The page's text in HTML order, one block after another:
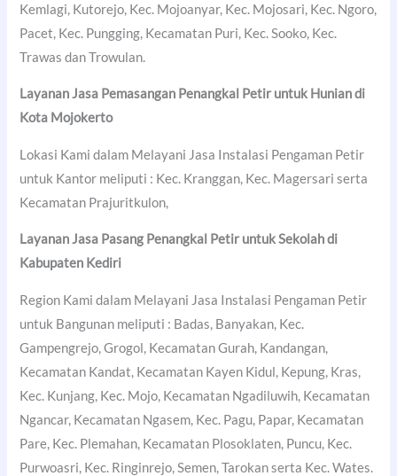
Kemlagi, Kutorejo, Kec. Mojoanyar, Kec. Mojosari, Kec. Ngoro,
Pacet, Kec. Pungging, Kecamatan Puri, Kec. Sooko, Kec.
Trawas dan Trowulan.
Layanan Jasa Pemasangan Penangkal Petir untuk Hunian di
Kota Mojokerto
Lokasi Kami dalam Melayani Jasa Instalasi Pengaman Petir
untuk Kantor meliputi : Kec. Kranggan, Kec. Magersari serta
Kecamatan Prajuritkulon,
Layanan Jasa Pasang Penangkal Petir untuk Sekolah di
Kabupaten Kediri
Region Kami dalam Melayani Jasa Instalasi Pengaman Petir
untuk Bangunan meliputi : Badas, Banyakan, Kec.
Gampengrejo, Grogol, Kecamatan Gurah, Kandangan,
Kecamatan Kandat, Kecamatan Kayen Kidul, Kepung, Kras,
Kec. Kunjang, Kec. Mojo, Kecamatan Ngadiluwih, Kecamatan
Ngancar, Kecamatan Ngasem, Kec. Pagu, Papar, Kecamatan
Pare, Kec. Plemahan, Kecamatan Plosoklaten, Puncu, Kec.
Purwoasri, Kec. Ringinrejo, Semen, Tarokan serta Kec. Wates.